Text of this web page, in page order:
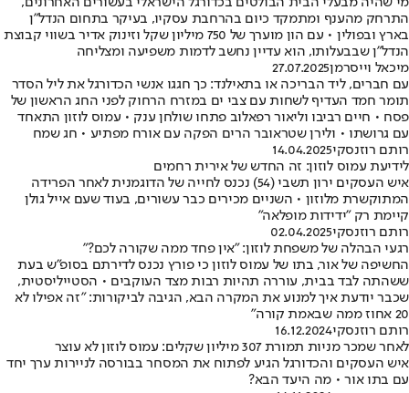
התרחק מהענף ומתמקד כיום בהרחבת עסקיו, בעיקר בתחום הנדל"ן
בארץ ובפולין • עם הון מוערך של 750 מיליון שקל וזינוק אדיר בשווי קבוצת
הנדל"ן שבבעלותו, הוא עדיין נחשב לדמות משפיעה ומצליחה
מיכאל וייסרמן27.07.2025
עם חברים, ליד הבריכה או בתאילנד: כך חגגו אנשי הכדורגל את ליל הסדר
תומר חמד העדיף לשחות עם צבי ים במזרח הרחוק לפני החג הראשון של
פסח • חיים רביבו וליאור רפאלוב פתחו שולחן ענק • עמוס לוזון התאחד
עם גרושתו • ולירן שטראובר הרים הפקה עם אורח מפתיע • חג שמח
רותם רוזנסקי14.04.2025
לידיעת עמוס לוזון: זה החדש של אירית רחמים
איש העסקים ירון תשבי (54) נכנס לחייה של הדוגמנית לאחר הפרידה
המתוקשרת מלוזון • השניים מכירים כבר עשורים, בעוד שעם אייל גולן
קיימת רק "ידידות מופלאה"
רותם רוזנסקי02.04.2025
רגעי הבהלה של משפחת לוזון: "אין פחד ממה שקורה לכם?"
החשיפה של אור, בתו של עמוס לוזון כי פורץ נכנס לדירתם בסופ"ש בעת
ששהתה לבד בבית, עוררה תהיות רבות מצד העוקבים • הסטייליסטית,
שכבר יודעת איך למנוע את המקרה הבא, הגיבה לביקורות: "זה אפילו לא
20 אחוז ממה שבאמת קורה"
רותם רוזנסקי16.12.2024
לאחר שמכר מניות תמורת 307 מיליון שקלים: עמוס לוזון לא עוצר
איש העסקים והכדורגל הגיע לפתוח את המסחר בבורסה לניירות ערך יחד
עם בתו אור • מה היעד הבא?